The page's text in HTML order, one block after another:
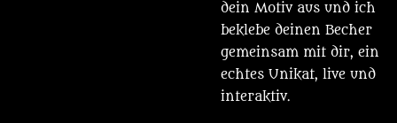
dein Motiv aus und ich
beklebe deinen Becher
gemeinsam mit dir, ein
echtes Unikat, live und
interaktiv.